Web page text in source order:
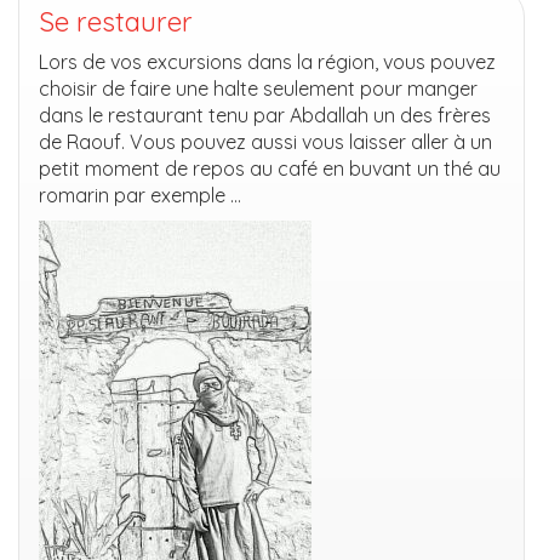
Se restaurer
Lors de vos excursions dans la région, vous pouvez
choisir de faire une halte seulement pour manger
dans le restaurant tenu par Abdallah un des frères
de Raouf. Vous pouvez aussi vous laisser aller à un
petit moment de repos au café en buvant un thé au
romarin par exemple …